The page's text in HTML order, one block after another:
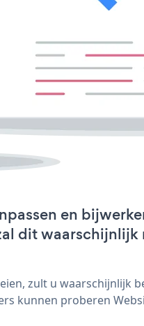
en
dit
zult u waarschijnlijk
kunnen proberen